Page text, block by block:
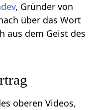
, Gründer von
über das Wort
oberen Videos,